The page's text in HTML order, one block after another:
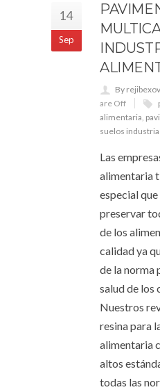
14
Sep
By
are Off
alimentaria,
suelos
Las
alimentaria
especial
preservar
de los
calidad ya
de la norma
salud de los
Nuestros
resina para
alimentaria
altos
todas las